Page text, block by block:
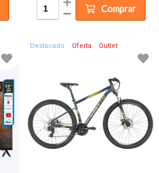
Comprar
Destacado Oferta Outlet